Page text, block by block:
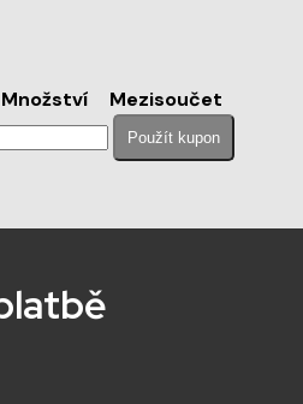
Množství
Mezisoučet
Použít kupon